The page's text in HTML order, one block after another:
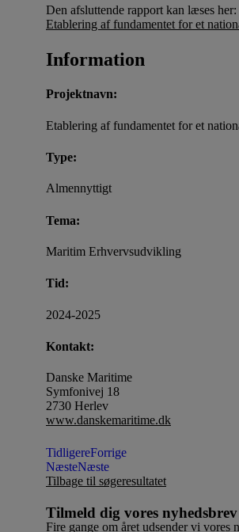
Den afsluttende rapport kan læses her:
Etablering af fundamentet for et
Information
Projektnavn:
Etablering af fundamentet for et
Type:
Almennyttigt
Tema:
Maritim Erhvervsudvikling
Tid:
2024-2025
Kontakt:
Danske Maritime
Symfonivej 18
2730 Herlev
www.danskemaritime.dk
TidligereForrige
NæsteNæste
Tilbage til søgeresultatet
Tilmeld dig vores nyhedsbrev
Fire gange om året udsender vi